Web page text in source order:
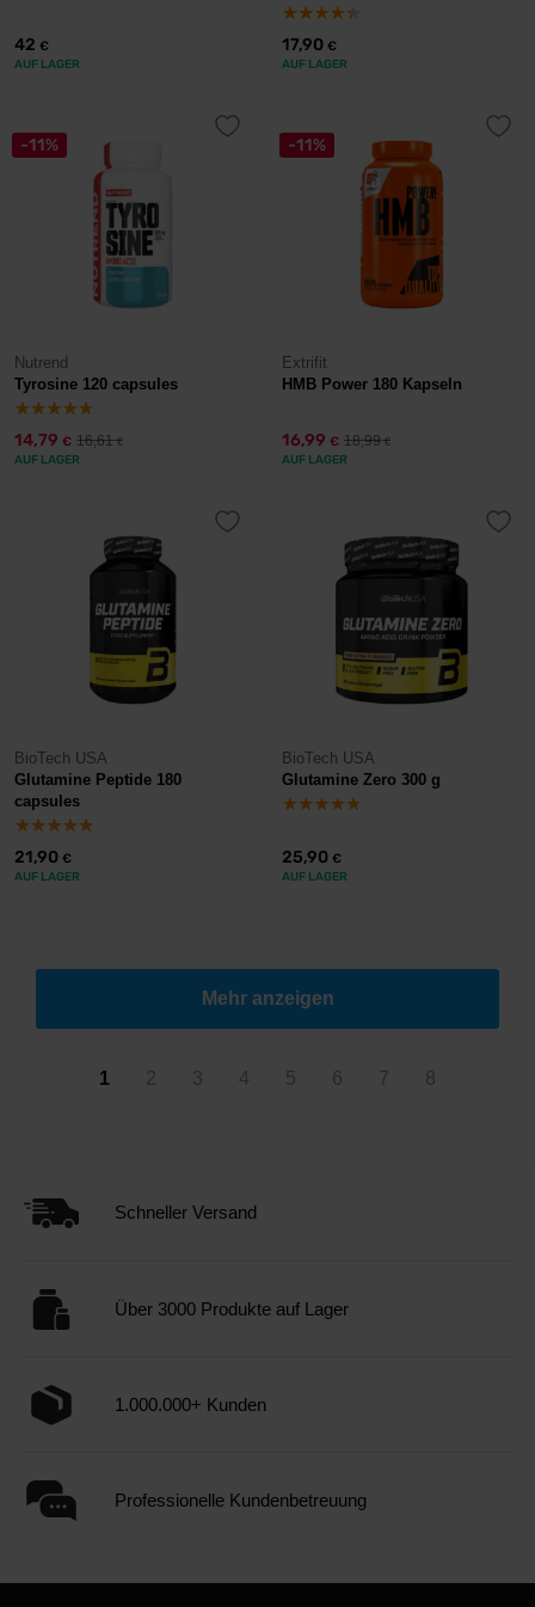
42 €
AUF LAGER
17,90 €
AUF LAGER
-11%
Nutrend
Tyrosine 120 capsules
14,79 € 16,61€
AUF LAGER
-11%
Extrifit
HMB Power 180 Kapseln
16,99 € 18,99€
AUF LAGER
BioTech USA
Glutamine Peptide 180
capsules
21,90 €
AUF LAGER
BioTech USA
Glutamine Zero 300 g
25,90 €
AUF LAGER
Mehr anzeigen
1 2 3 4 5 6 7 8
Schneller Versand
Über 3000 Produkte auf Lager
1.000.000+ Kunden
Professionelle Kundenbetreuung